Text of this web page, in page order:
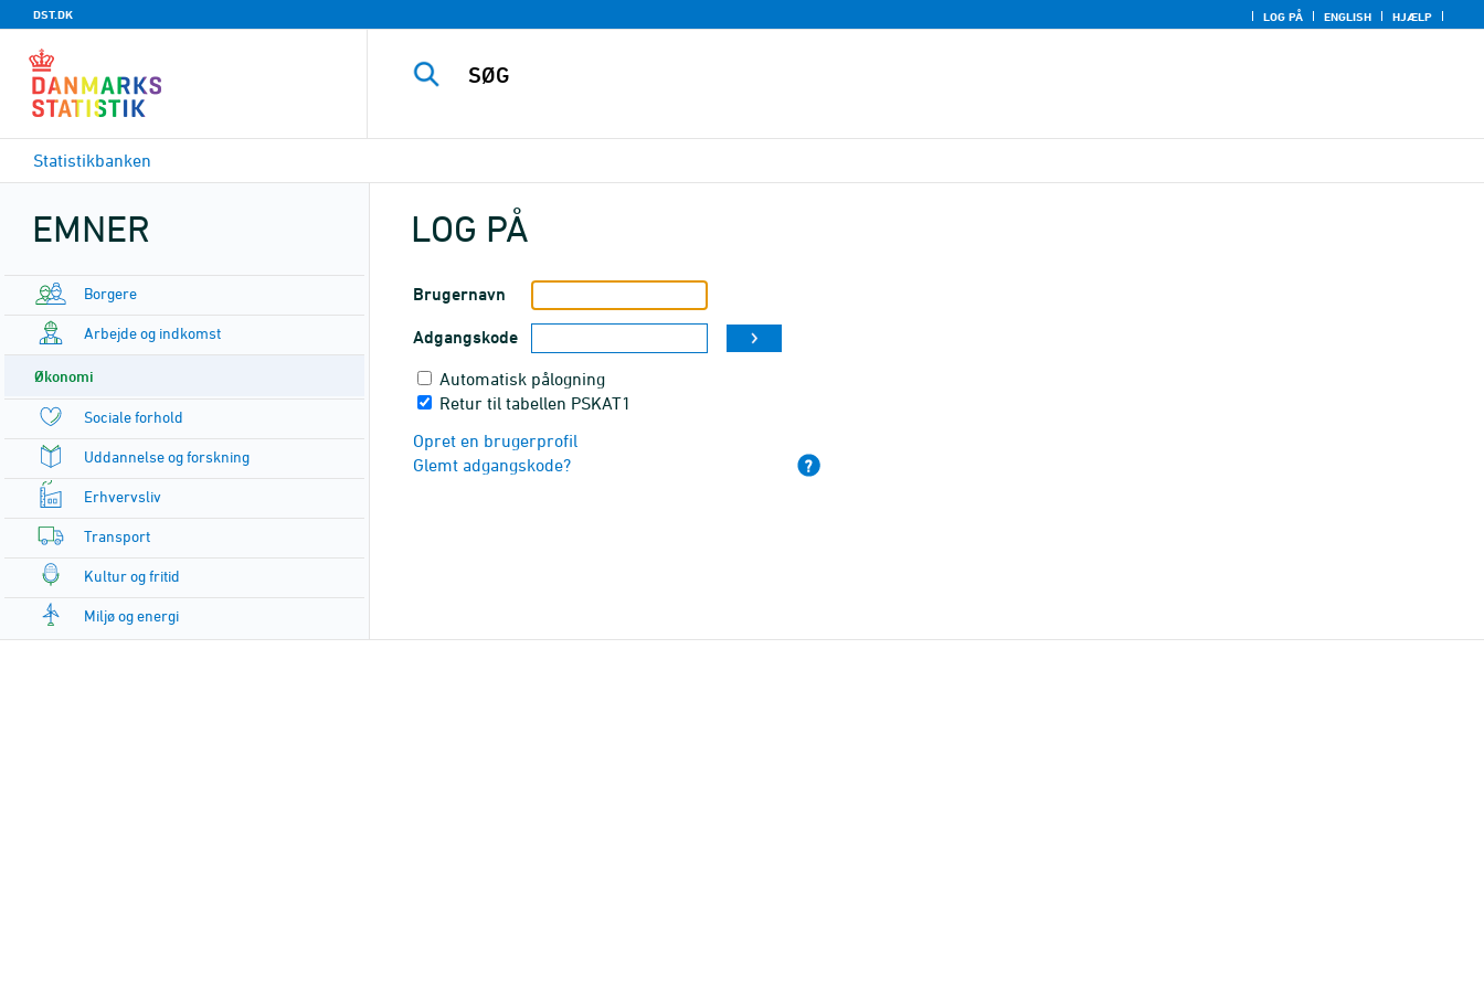
DST.DK LOG PÅ ENGLISH HJÆLP
Statistikbanken
EMNER
Borgere
Arbejde og indkomst
Økonomi
Sociale forhold
Uddannelse og forskning
Erhvervsliv
Transport
Kultur og fritid
Miljø og energi
LOG PÅ
Brugernavn
Adgangskode
Automatisk pålogning
Retur til tabellen PSKAT1
Opret en brugerprofil
Glemt adgangskode?